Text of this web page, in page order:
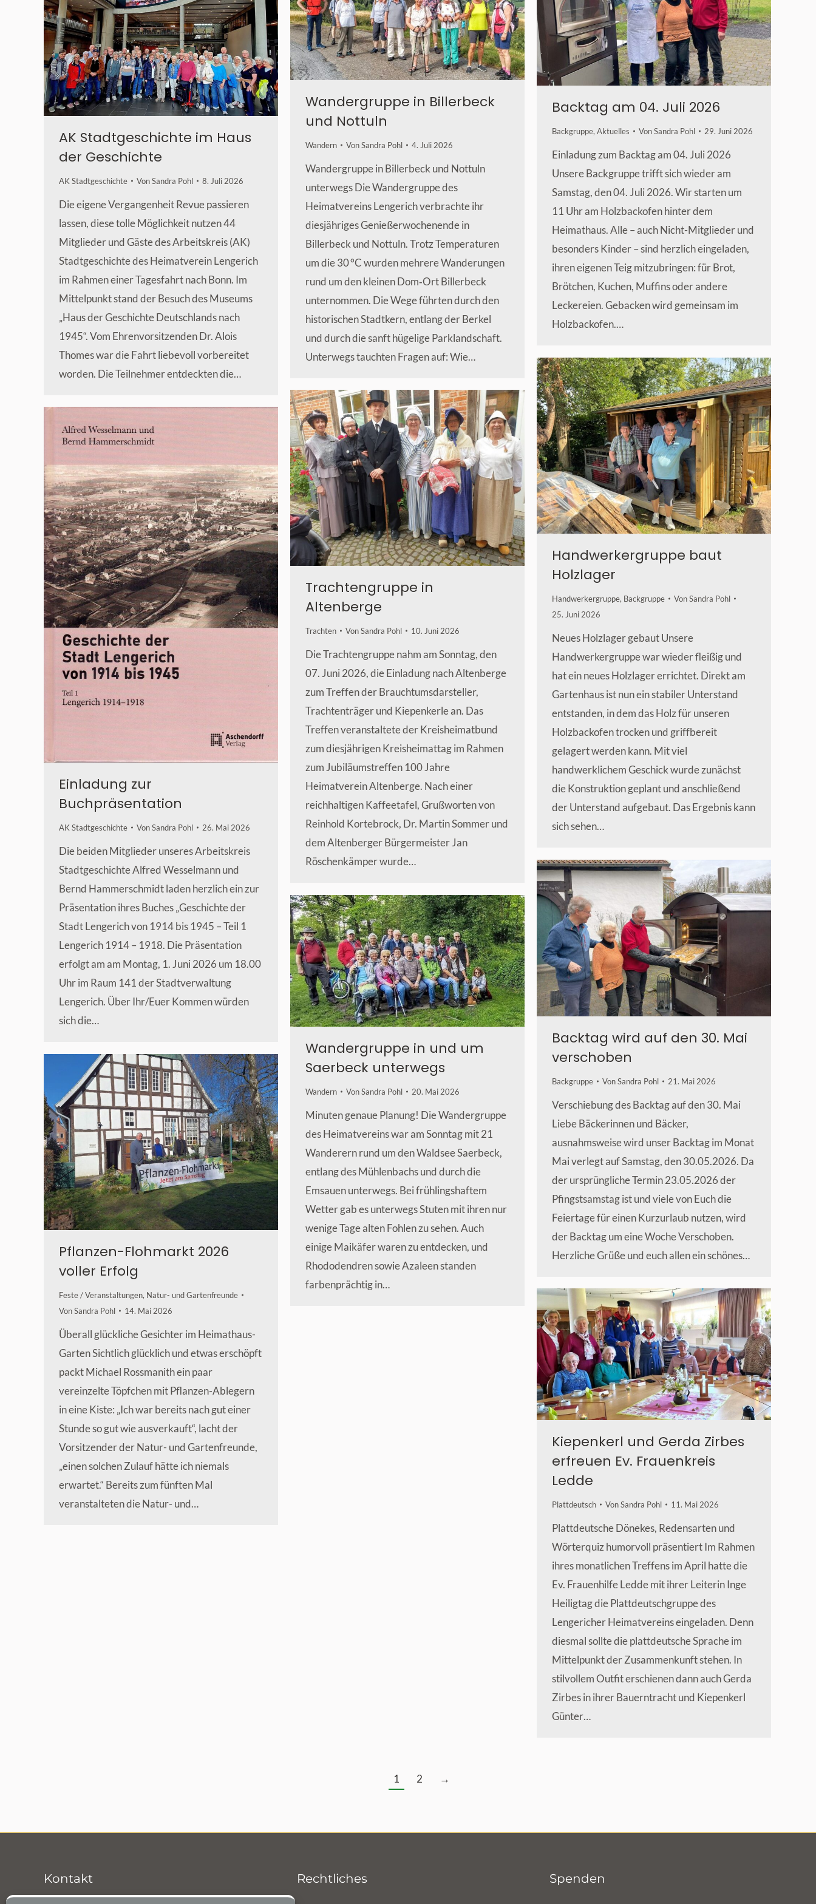
AK Stadtgeschichte im Haus
der Geschichte
AK Stadtgeschichte VonSandra Pohl 8. Juli 2026
Die eigene Vergangenheit Revue passieren
lassen, diese tolle Möglichkeit nutzen 44
Mitglieder und Gäste des Arbeitskreis (AK)
Stadtgeschichte des Heimatverein Lengerich
im Rahmen einer Tagesfahrt nach Bonn. Im
Mittelpunkt stand der Besuch des Museums
„Haus der Geschichte Deutschlands nach
1945“. Vom Ehrenvorsitzenden Dr. Alois
Thomes war die Fahrt liebevoll vorbereitet
worden. Die Teilnehmer entdeckten die…
Wandergruppe in Billerbeck
und Nottuln
Wandern VonSandra Pohl 4. Juli 2026
Wandergruppe in Billerbeck und Nottuln
unterwegs Die Wandergruppe des
Heimatvereins Lengerich verbrachte ihr
diesjähriges Genießerwochenende in
Billerbeck und Nottuln. Trotz Temperaturen
um die 30 °C wurden mehrere Wanderungen
rund um den kleinen Dom‑Ort Billerbeck
unternommen. Die Wege führten durch den
historischen Stadtkern, entlang der Berkel
und durch die sanft hügelige Parklandschaft.
Unterwegs tauchten Fragen auf: Wie…
Backtag am 04. Juli 2026
Backgruppe, Aktuelles VonSandra Pohl 29. Juni 2026
Einladung zum Backtag am 04. Juli 2026
Unsere Backgruppe trifft sich wieder am
Samstag, den 04. Juli 2026. Wir starten um
11 Uhr am Holzbackofen hinter dem
Heimathaus. Alle – auch Nicht-Mitglieder und
besonders Kinder – sind herzlich eingeladen,
ihren eigenen Teig mitzubringen: für Brot,
Brötchen, Kuchen, Muffins oder andere
Leckereien. Gebacken wird gemeinsam im
Holzbackofen.…
Handwerkergruppe baut
Holzlager
Handwerkergruppe, Backgruppe VonSandra Pohl
25. Juni 2026
Neues Holzlager gebaut Unsere
Handwerkergruppe war wieder fleißig und
hat ein neues Holzlager errichtet. Direkt am
Gartenhaus ist nun ein stabiler Unterstand
entstanden, in dem das Holz für unseren
Holzbackofen trocken und griffbereit
gelagert werden kann. Mit viel
handwerklichem Geschick wurde zunächst
die Konstruktion geplant und anschließend
der Unterstand aufgebaut. Das Ergebnis kann
sich sehen…
Trachtengruppe in
Altenberge
Trachten VonSandra Pohl 10. Juni 2026
Die Trachtengruppe nahm am Sonntag, den
07. Juni 2026, die Einladung nach Altenberge
zum Treffen der Brauchtumsdarsteller,
Trachtenträger und Kiepenkerle an. Das
Treffen veranstaltete der Kreisheimatbund
zum diesjährigen Kreisheimattag im Rahmen
zum Jubiläumstreffen 100 Jahre
Heimatverein Altenberge. Nach einer
reichhaltigen Kaffeetafel, Grußworten von
Reinhold Kortebrock, Dr. Martin Sommer und
dem Altenberger Bürgermeister Jan
Röschenkämper wurde…
Einladung zur
Buchpräsentation
AK Stadtgeschichte VonSandra Pohl 26. Mai 2026
Die beiden Mitglieder unseres Arbeitskreis
Stadtgeschichte Alfred Wesselmann und
Bernd Hammerschmidt laden herzlich ein zur
Präsentation ihres Buches „Geschichte der
Stadt Lengerich von 1914 bis 1945 – Teil 1
Lengerich 1914 – 1918. Die Präsentation
erfolgt am am Montag, 1. Juni 2026 um 18.00
Uhr im Raum 141 der Stadtverwaltung
Lengerich. Über Ihr/Euer Kommen würden
sich die…
Backtag wird auf den 30. Mai
verschoben
Backgruppe VonSandra Pohl 21. Mai 2026
Verschiebung des Backtag auf den 30. Mai
Liebe Bäckerinnen und Bäcker,
ausnahmsweise wird unser Backtag im Monat
Mai verlegt auf Samstag, den 30.05.2026. Da
der ursprüngliche Termin 23.05.2026 der
Pfingstsamstag ist und viele von Euch die
Feiertage für einen Kurzurlaub nutzen, wird
der Backtag um eine Woche Verschoben.
Herzliche Grüße und euch allen ein schönes…
Wandergruppe in und um
Saerbeck unterwegs
Wandern VonSandra Pohl 20. Mai 2026
Minuten genaue Planung! Die Wandergruppe
des Heimatvereins war am Sonntag mit 21
Wanderern rund um den Waldsee Saerbeck,
entlang des Mühlenbachs und durch die
Emsauen unterwegs. Bei frühlingshaftem
Wetter gab es unterwegs Stuten mit ihren nur
wenige Tage alten Fohlen zu sehen. Auch
einige Maikäfer waren zu entdecken, und
Rhododendren sowie Azaleen standen
farbenprächtig in…
Pflanzen-Flohmarkt 2026
voller Erfolg
Feste / Veranstaltungen, Natur- und Gartenfreunde
VonSandra Pohl 14. Mai 2026
Überall glückliche Gesichter im Heimathaus-
Garten Sichtlich glücklich und etwas erschöpft
packt Michael Rossmanith ein paar
vereinzelte Töpfchen mit Pflanzen-Ablegern
in eine Kiste: „Ich war bereits nach gut einer
Stunde so gut wie ausverkauft“, lacht der
Vorsitzender der Natur- und Gartenfreunde,
„einen solchen Zulauf hätte ich niemals
erwartet.“ Bereits zum fünften Mal
veranstalteten die Natur- und…
Kiepenkerl und Gerda Zirbes
erfreuen Ev. Frauenkreis
Ledde
Plattdeutsch VonSandra Pohl 11. Mai 2026
Plattdeutsche Dönekes, Redensarten und
Wörterquiz humorvoll präsentiert Im Rahmen
ihres monatlichen Treffens im April hatte die
Ev. Frauenhilfe Ledde mit ihrer Leiterin Inge
Heiligtag die Plattdeutschgruppe des
Lengericher Heimatvereins eingeladen. Denn
diesmal sollte die plattdeutsche Sprache im
Mittelpunkt der Zusammenkunft stehen. In
stilvollem Outfit erschienen dann auch Gerda
Zirbes in ihrer Bauerntracht und Kiepenkerl
Günter…
1 2 →
Kontakt Rechtliches Spenden